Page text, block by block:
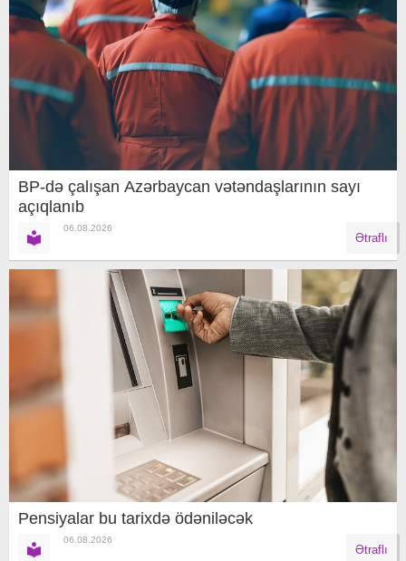
BP-də çalışan Azərbaycan vətəndaşlarının sayı
açıqlanıb
06.08.2026
Ətraflı
Pensiyalar bu tarixdə ödəniləcək
06.08.2026
Ətraflı